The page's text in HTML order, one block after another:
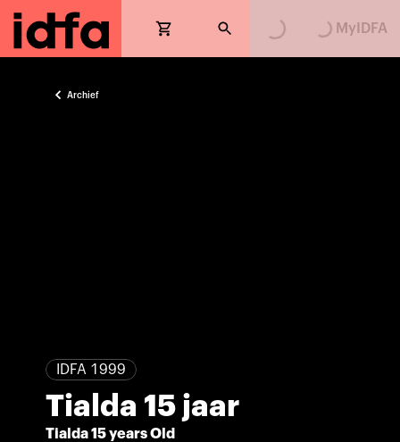
MyIDFA
Archief
IDFA 1999
Tialda 15 jaar
Tialda 15 years Old